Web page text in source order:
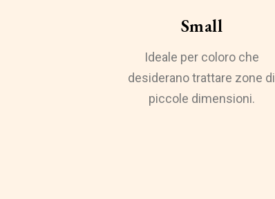
Small
Ideale per coloro che
desiderano trattare zone di
piccole dimensioni.